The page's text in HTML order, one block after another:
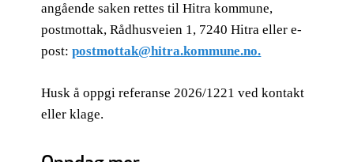
angående saken rettes til Hitra kommune,
postmottak, Rådhusveien 1, 7240 Hitra eller e-
post:postmottak@hitra.kommune.no.
Husk å oppgi referanse 2026/1221 ved kontakt
eller klage.